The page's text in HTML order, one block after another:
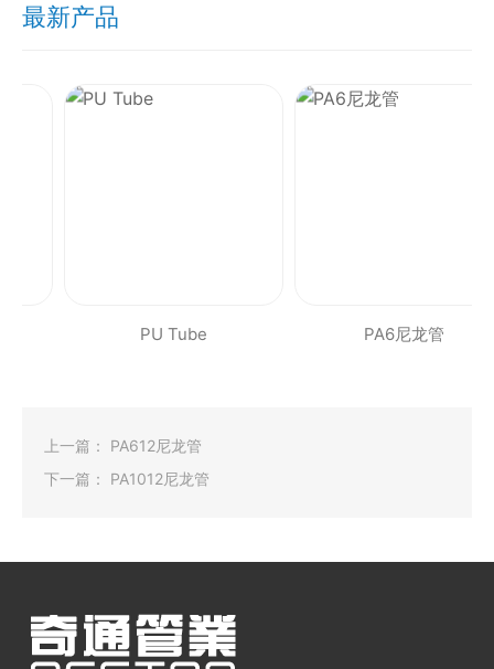
最新产品
PU Tube PA6尼龙管
上一篇： PA612尼龙管
下一篇： PA1012尼龙管